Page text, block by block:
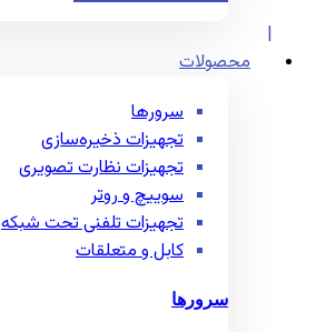
محصولات
سرورها
تجهیزات ذخیره‌سازی
تجهیزات نظارت تصویری
سوییچ و روتر
تجهیزات تلفنی تحت شبکه
کابل و متعلقات
سرورها